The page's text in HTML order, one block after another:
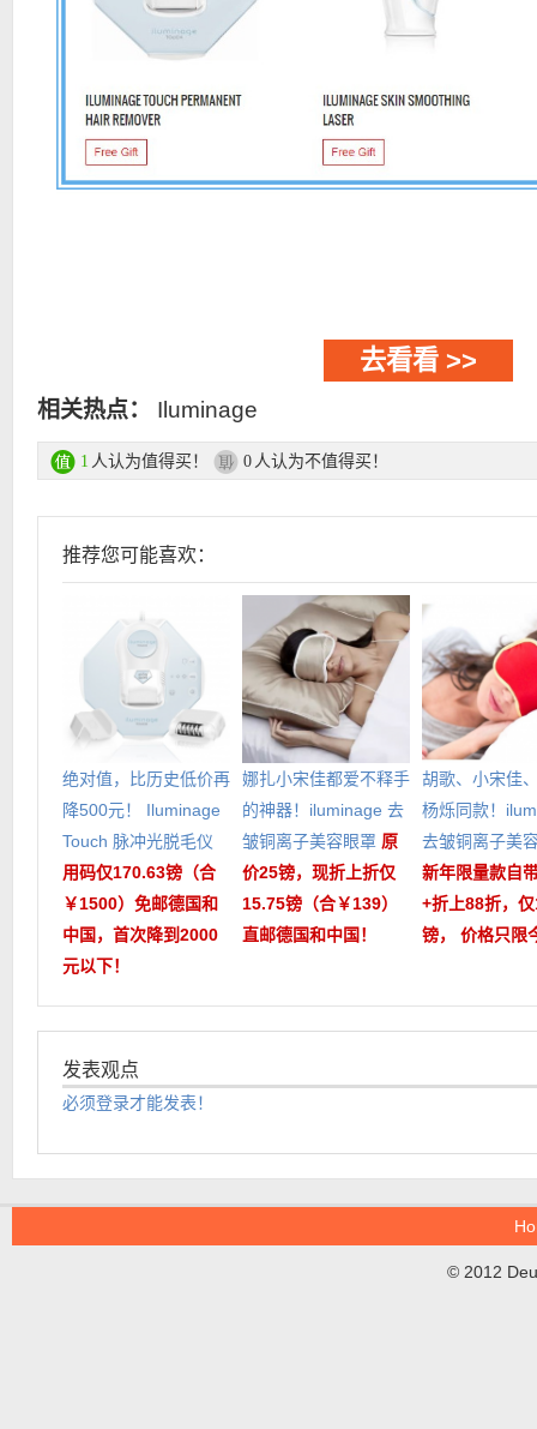
去看看 >>
相关热点： Iluminage
1 人认为值得买！ 0 人认为不值得买！
推荐您可能喜欢：
绝对值，比历史低价再
降500元！ Iluminage
Touch 脉冲光脱毛仪
用码仅170.63镑（合
￥1500）免邮德国和
中国，首次降到2000
元以下！
娜扎小宋佳都爱不释手
的神器！iluminage 去
皱铜离子美容眼罩 原
价25镑，现折上折仅
15.75镑（合￥139）
直邮德国和中国！
胡歌、小宋佳
杨烁同款！
去皱铜离子美
新年限量款自
+折上88折，
镑， 价格只限
发表观点
必须登录才能发表！
© 2012